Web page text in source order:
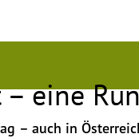
eine
– auch in